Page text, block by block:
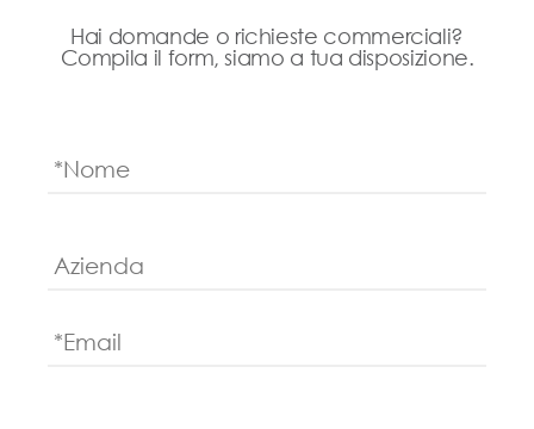
Hai domande o richieste commerciali?
Compila il form, siamo a tua disposizione.